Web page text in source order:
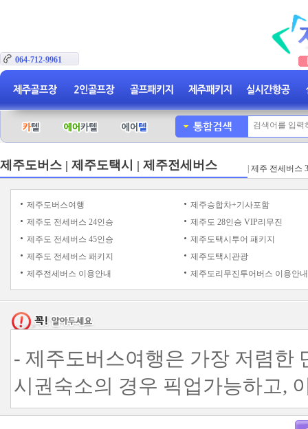
064-712-9961
제주도버스 | 제주도택시 | 제주전세버스 제주 전세버스
제주도버스여행
제주승합차+기사포함
제주도 전세버스 24인승
제주도 28인승 VIP리무진
제주도 전세버스 45인승
제주도택시투어 패키지
제주도 전세버스 패키지
제주도택시관광
제주전세버스 이용안내
제주도리무진투어버스 이용안내
- 제주도버스여행은 가장 저렴한
시권숙소의 경우 픽업가능하고,
에서 미팅하시면 됩니다.